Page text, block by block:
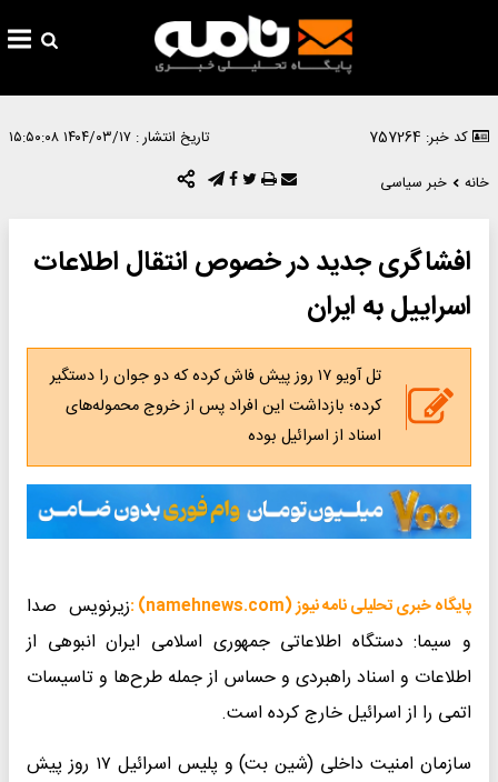
کد خبر: 757264 تاریخ انتشار : ۱۴۰۴/۰۳/۱۷ ۱۵:۵۰:۰۸
خانه
خبر سیاسی
افشاگری جدید در خصوص انتقال اطلاعات
اسراییل به ایران
تل آویو ۱۷ روز پیش فاش کرده که دو جوان را دستگیر
کرده؛ بازداشت این افراد پس از خروج محموله‌های
اسناد از اسرائیل بوده
پایگاه خبری تحلیلی نامه نیوز (namehnews.com) :
زیرنویس صدا
و سیما: دستگاه اطلاعاتی جمهوری اسلامی ایران انبوهی از
اطلاعات و اسناد راهبردی و حساس از جمله طرح‌ها و تاسیسات
اتمی را از اسرائیل خارج کرده است.
سازمان امنیت داخلی (شین بت) و پلیس اسرائیل ۱۷ روز پیش